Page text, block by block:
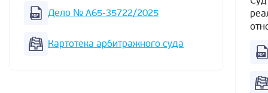
Дело № А65-35722/2025
Картотека арбитражного суда